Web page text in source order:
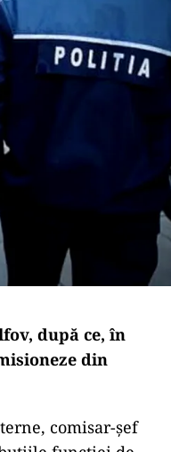
după ce, în
din
comisar-șef